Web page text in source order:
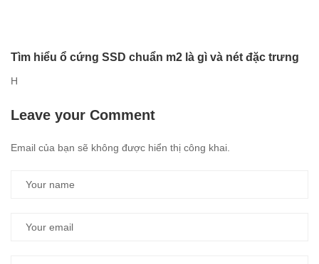
Tìm hiểu ổ cứng SSD chuẩn m2 là gì và nét đặc trưng
H
Leave your Comment
Email của bạn sẽ không được hiển thị công khai.